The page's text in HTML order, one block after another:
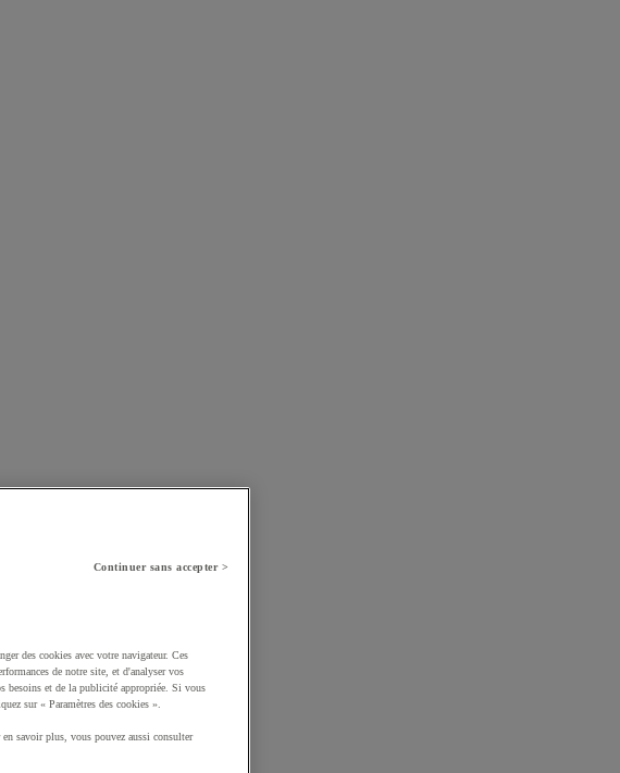
Continuer sans accepter >
des cookies avec votre navigateur. Ces
de notre site, et d'analyser vos
besoins et de la publicité appropriée. Si vous
sur « Paramètres des cookies ».
savoir plus, vous pouvez aussi consulter